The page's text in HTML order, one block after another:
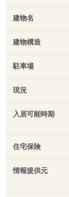
建物名
建物構造
駐車場
現況
入居可能時期
住宅保険
情報提供元